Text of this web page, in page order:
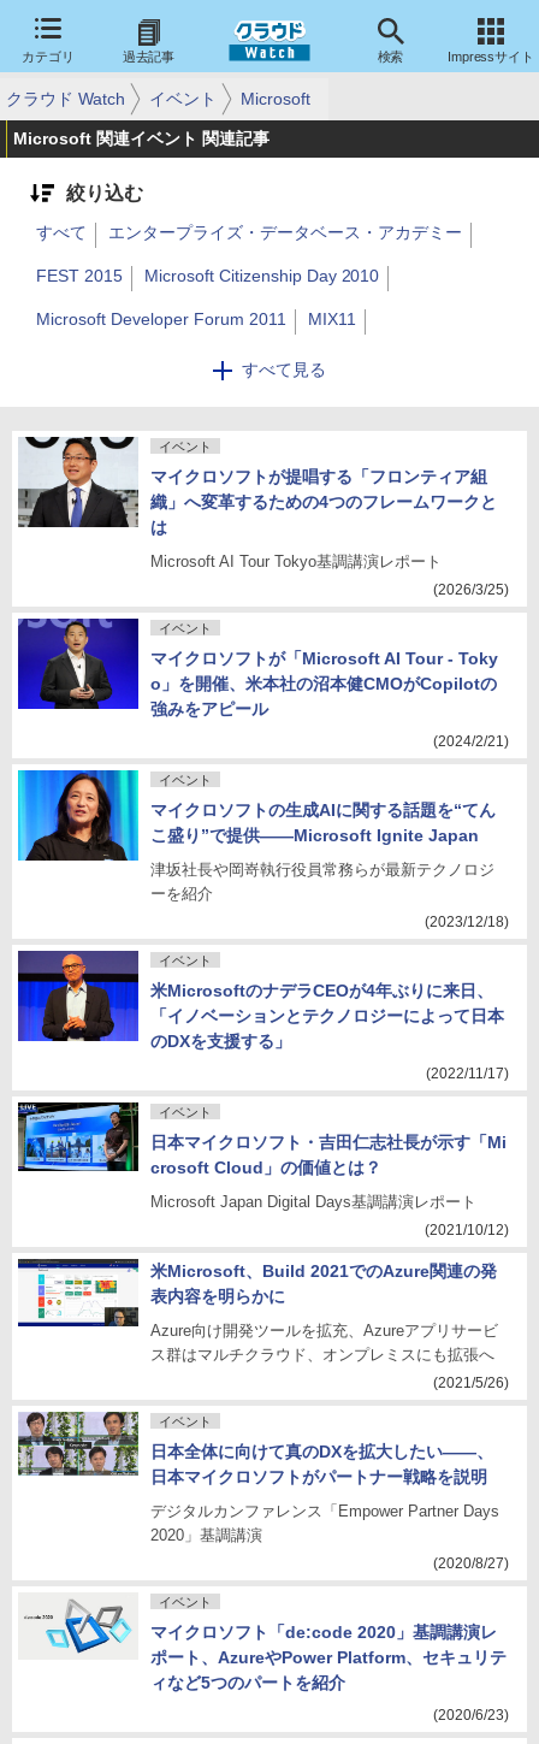
カテゴリ 過去記事 検索 Impressサイト
クラウド Watch イベント Microsoft
Microsoft 関連イベント 関連記事
絞り込む
すべて見る
すべて エンタープライズ・データベース・アカデミー
FEST 2015 Microsoft Citizenship Day 2010
Microsoft Developer Forum 2011 MIX11
Microsoft Conference+Expo Tokyo
Windows Developer Days
World Partner Conference 2010
World Partner Conference 2011
World Partner Conference 2013
World Partner Conference 2014
World Partner Conference 2015
Partner Conference 2011 Tokyo
Partner Conference 2012 Tokyo
World Partner Conference 2016
イベント
マイクロソフトが提唱する「フロンティア組
織」へ変革するための4つのフレームワークと
は
Microsoft AI Tour Tokyo基調講演レポート
(2026/3/25)
イベント
マイクロソフトが「Microsoft AI Tour - Toky
o」を開催、米本社の沼本健CMOがCopilotの
強みをアピール
(2024/2/21)
イベント
マイクロソフトの生成AIに関する話題を“てん
こ盛り”で提供――Microsoft Ignite Japan
津坂社長や岡嵜執行役員常務らが最新テクノロジ
ーを紹介
(2023/12/18)
イベント
米MicrosoftのナデラCEOが4年ぶりに来日、
「イノベーションとテクノロジーによって日本
のDXを支援する」
(2022/11/17)
イベント
日本マイクロソフト・吉田仁志社長が示す「Mi
crosoft Cloud」の価値とは？
Microsoft Japan Digital Days基調講演レポート
(2021/10/12)
米Microsoft、Build 2021でのAzure関連の発
表内容を明らかに
Azure向け開発ツールを拡充、Azureアプリサービ
ス群はマルチクラウド、オンプレミスにも拡張へ
(2021/5/26)
イベント
日本全体に向けて真のDXを拡大したい――、
日本マイクロソフトがパートナー戦略を説明
デジタルカンファレンス「Empower Partner Days
2020」基調講演
(2020/8/27)
イベント
マイクロソフト「de:code 2020」基調講演レ
ポート、AzureやPower Platform、セキュリテ
ィなど5つのパートを紹介
(2020/6/23)